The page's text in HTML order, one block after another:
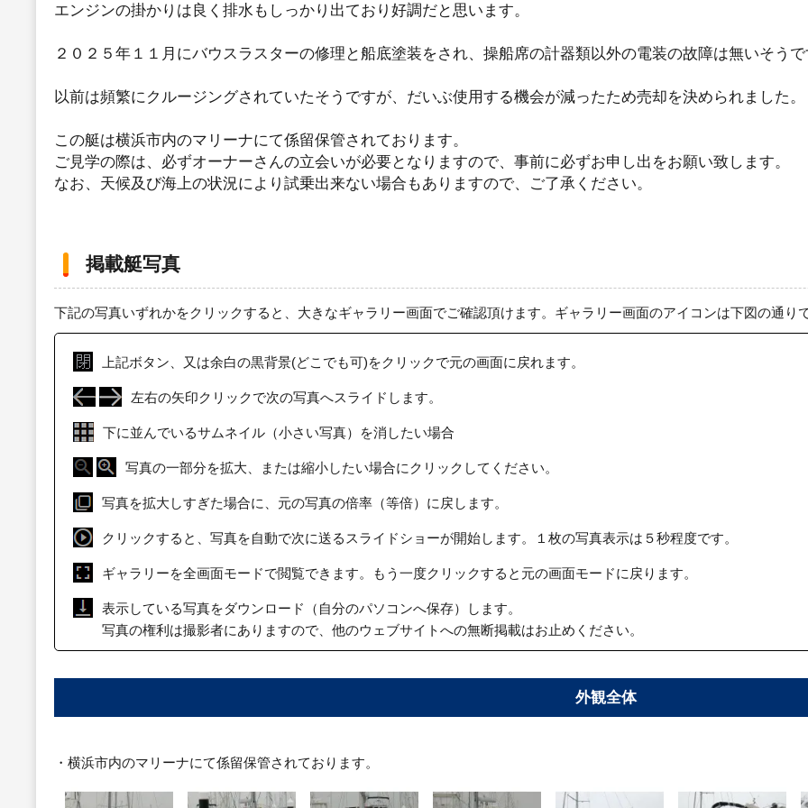
エンジンの掛かりは良く排水もしっかり出ており好調だと思います。
２０２５年１１月にバウスラスターの修理と船底塗装をされ、操船席の計器類以外の電装の故障は無いそうで
以前は頻繁にクルージングされていたそうですが、だいぶ使用する機会が減ったため売却を決められました。
この艇は横浜市内のマリーナにて係留保管されております。
ご見学の際は、必ずオーナーさんの立会いが必要となりますので、事前に必ずお申し出をお願い致します。
なお、天候及び海上の状況により試乗出来ない場合もありますので、ご了承ください。
掲載艇写真
下記の写真いずれかをクリックすると、大きなギャラリー画面でご確認頂けます。ギャラリー画面のアイコンは下図の通りで
上記ボタン、又は余白の黒背景(どこでも可)をクリックで元の画面に戻れます。
左右の矢印クリックで次の写真へスライドします。
下に並んでいるサムネイル（小さい写真）を消したい場合
写真の一部分を拡大、または縮小したい場合にクリックしてください。
写真を拡大しすぎた場合に、元の写真の倍率（等倍）に戻します。
クリックすると、写真を自動で次に送るスライドショーが開始します。１枚の写真表示は５秒程度です。
ギャラリーを全画面モードで閲覧できます。もう一度クリックすると元の画面モードに戻ります。
表示している写真をダウンロード（自分のパソコンへ保存）します。
写真の権利は撮影者にありますので、他のウェブサイトへの無断掲載はお止めください。
外観全体
・横浜市内のマリーナにて係留保管されております。